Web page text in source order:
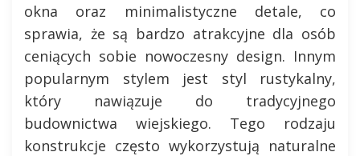
okna oraz minimalistyczne detale, co
sprawia, że są bardzo atrakcyjne dla osób
ceniących sobie nowoczesny design. Innym
popularnym stylem jest styl rustykalny,
który nawiązuje do tradycyjnego
budownictwa wiejskiego. Tego rodzaju
konstrukcje często wykorzystują naturalne